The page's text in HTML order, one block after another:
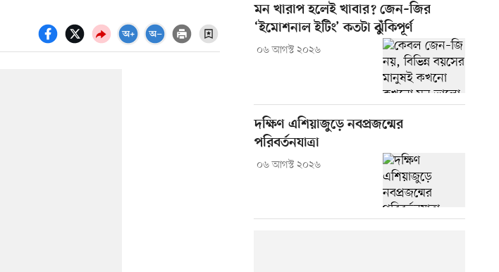
মন খারাপ হলেই খাবার? জেন–জির
‘ইমোশনাল ইটিং’ কতটা ঝুঁকিপূর্ণ
০৬ আগস্ট ২০২৬
দক্ষিণ এশিয়াজুড়ে নবপ্রজন্মের
পরিবর্তনযাত্রা
০৬ আগস্ট ২০২৬